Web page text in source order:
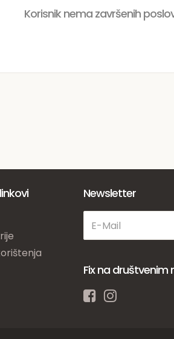
Korisnik nema završenih
Newsletter
Fix na društvenim